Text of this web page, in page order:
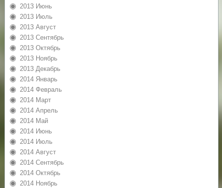
2013 Июнь
2013 Июль
2013 Август
2013 Сентябрь
2013 Октябрь
2013 Ноябрь
2013 Декабрь
2014 Январь
2014 Февраль
2014 Март
2014 Апрель
2014 Май
2014 Июнь
2014 Июль
2014 Август
2014 Сентябрь
2014 Октябрь
2014 Ноябрь